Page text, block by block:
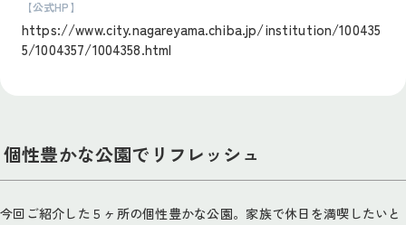
【公式HP】
https://www.city.nagareyama.chiba.jp/institution/100435
5/1004357/1004358.html
個性豊かな公園でリフレッシュ
今回ご紹介した５ヶ所の個性豊かな公園。家族で休日を満喫したいと